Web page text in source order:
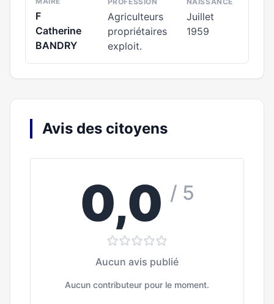
F
Catherine
BANDRY
Agriculteurs
propriétaires
exploit.
Juillet
1959
Avis des citoyens
0,0 / 5
Aucun avis publié
Aucun contributeur pour le moment.